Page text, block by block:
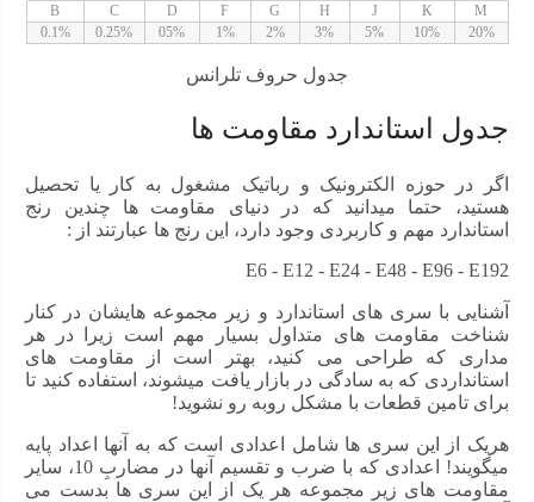
M
K
J
H
G
F
D
C
B
20%
10%
5%
3%
2%
1%
05%
0.25%
0.1%
جدول حروف تلرانس
جدول استاندارد مقاومت ها
اگر در حوزه الکترونیک و رباتیک مشغول به کار یا تحصیل
هستید، حتما میدانید که در دنیای مقاومت ها چندین رنج
استاندارد مهم و کاربردی وجود دارد، این رنج ها عبارتند از :
E6 - E12 - E24 - E48 - E96 - E192
آشنایی با سری های استاندارد و زیر مجموعه هایشان در کنار
شناخت مقاومت های متداول بسیار مهم است زیرا در هر
مداری که طراحی می کنید، بهتر است از مقاومت های
استانداردی که به سادگی در بازار یافت میشوند، استفاده کنید تا
برای تامین قطعات با مشکل روبه رو نشوید!
هریک از این سری ها شامل اعدادی است که به آنها اعداد پایه
میگویند! اعدادی که با ضرب و تقسیم آنها در مضاربِ 10، سایر
مقاومت های زیر مجموعه هر یک از این سری ها بدست می